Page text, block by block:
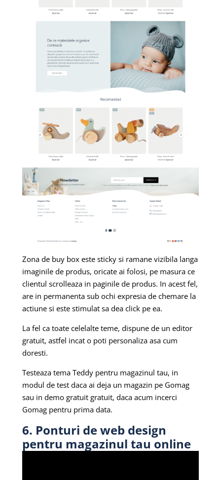
Zona de buy box este sticky si ramane vizibila langa
imaginile de produs, oricate ai folosi, pe masura ce
clientul scrolleaza in paginile de produs. In acest fel,
are in permanenta sub ochi expresia de chemare la
actiune si este stimulat sa dea click pe ea.
La fel ca toate celelalte teme, dispune de un editor
gratuit, astfel incat o poti personaliza asa cum
doresti.
Testeaza tema Teddy pentru magazinul tau, in
modul de test daca ai deja un magazin pe Gomag
sau in demo gratuit gratuit, daca acum incerci
Gomag pentru prima data.
6. Ponturi de web design
pentru magazinul tau online